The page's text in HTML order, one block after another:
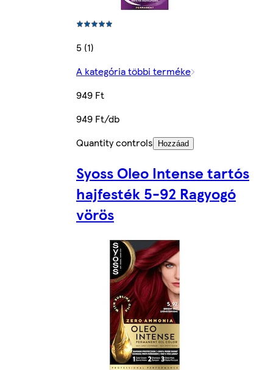
5 (1)
A kategória többi terméke
949 Ft
949 Ft/db
Quantity controls
Hozzáad
Syoss Oleo Intense tartós
hajfesték 5-92 Ragyogó
vörös